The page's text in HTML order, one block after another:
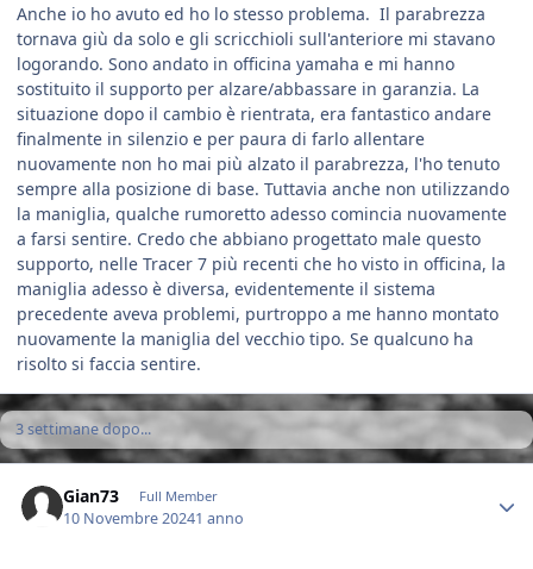
Anche io ho avuto ed ho lo stesso problema. Il parabrezza
tornava giù da solo e gli scricchioli sull'anteriore mi stavano
logorando. Sono andato in officina yamaha e mi hanno
sostituito il supporto per alzare/abbassare in garanzia. La
situazione dopo il cambio è rientrata, era fantastico andare
finalmente in silenzio e per paura di farlo allentare
nuovamente non ho mai più alzato il parabrezza, l'ho tenuto
sempre alla posizione di base. Tuttavia anche non utilizzando
la maniglia, qualche rumoretto adesso comincia nuovamente
a farsi sentire. Credo che abbiano progettato male questo
supporto, nelle Tracer 7 più recenti che ho visto in officina, la
maniglia adesso è diversa, evidentemente il sistema
precedente aveva problemi, purtroppo a me hanno montato
nuovamente la maniglia del vecchio tipo. Se qualcuno ha
risolto si faccia sentire.
3 settimane dopo...
Gian73 Full Member
10 Novembre 20241 anno